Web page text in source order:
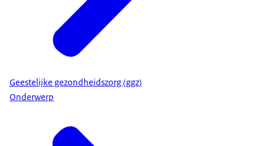
Geestelijke gezondheidszorg (ggz)
Onderwerp